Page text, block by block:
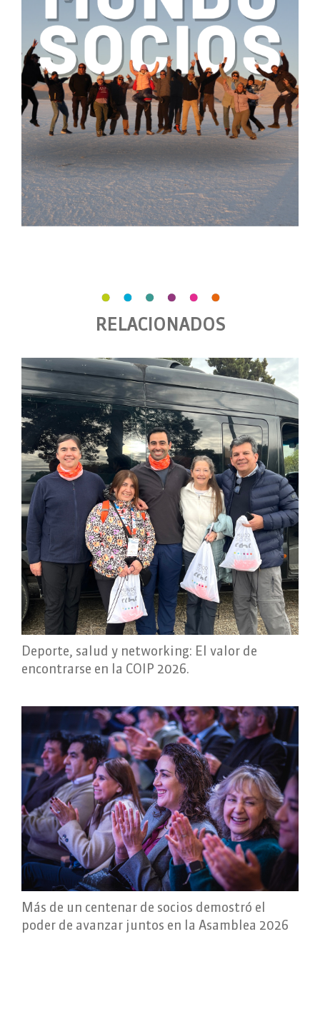
RELACIONADOS
Deporte, salud y networking: El valor de
encontrarse en la COIP 2026.
Más de un centenar de socios demostró el
poder de avanzar juntos en la Asamblea 2026